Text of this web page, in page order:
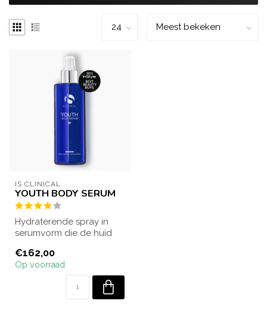
IS CLINICAL
YOUTH BODY SERUM
Hydraterende spray in
serumvorm die de huid
verzorgt en v...
€162,00
Op voorraad